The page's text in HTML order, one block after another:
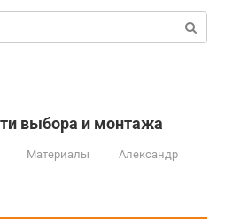
выбора и монтажа
Материалы
Александр